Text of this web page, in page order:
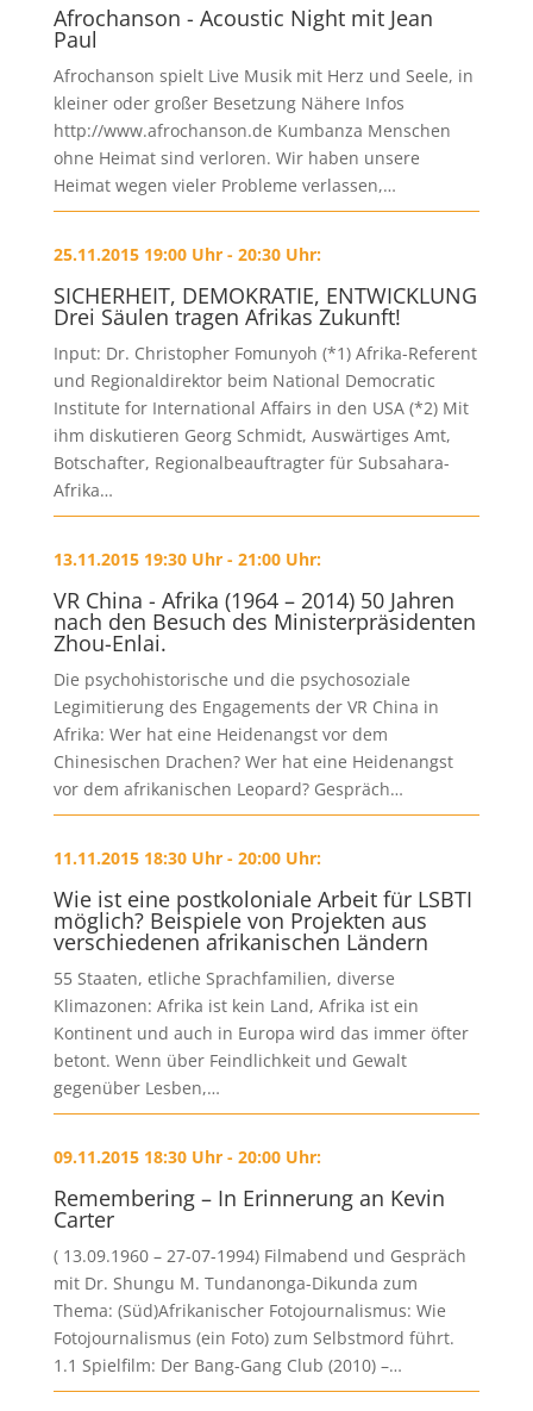
Afrochanson - Acoustic Night mit Jean
Paul
Afrochanson spielt Live Musik mit Herz und Seele, in
kleiner oder großer Besetzung Nähere Infos
http://www.afrochanson.de Kumbanza Menschen
ohne Heimat sind verloren. Wir haben unsere
Heimat wegen vieler Probleme verlassen,…
25.11.2015 19:00 Uhr - 20:30 Uhr:
SICHERHEIT, DEMOKRATIE, ENTWICKLUNG
Drei Säulen tragen Afrikas Zukunft!
Input: Dr. Christopher Fomunyoh (*1) Afrika-Referent
und Regionaldirektor beim National Democratic
Institute for International Affairs in den USA (*2) Mit
ihm diskutieren Georg Schmidt, Auswärtiges Amt,
Botschafter, Regionalbeauftragter für Subsahara-
Afrika…
13.11.2015 19:30 Uhr - 21:00 Uhr:
VR China - Afrika (1964 – 2014) 50 Jahren
nach den Besuch des Ministerpräsidenten
Zhou-Enlai.
Die psychohistorische und die psychosoziale
Legimitierung des Engagements der VR China in
Afrika: Wer hat eine Heidenangst vor dem
Chinesischen Drachen? Wer hat eine Heidenangst
vor dem afrikanischen Leopard? Gespräch…
11.11.2015 18:30 Uhr - 20:00 Uhr:
Wie ist eine postkoloniale Arbeit für LSBTI
möglich? Beispiele von Projekten aus
verschiedenen afrikanischen Ländern
55 Staaten, etliche Sprachfamilien, diverse
Klimazonen: Afrika ist kein Land, Afrika ist ein
Kontinent und auch in Europa wird das immer öfter
betont. Wenn über Feindlichkeit und Gewalt
gegenüber Lesben,…
09.11.2015 18:30 Uhr - 20:00 Uhr:
Remembering – In Erinnerung an Kevin
Carter
( 13.09.1960 – 27-07-1994) Filmabend und Gespräch
mit Dr. Shungu M. Tundanonga-Dikunda zum
Thema: (Süd)Afrikanischer Fotojournalismus: Wie
Fotojournalismus (ein Foto) zum Selbstmord führt.
1.1 Spielfilm: Der Bang-Gang Club (2010) –…